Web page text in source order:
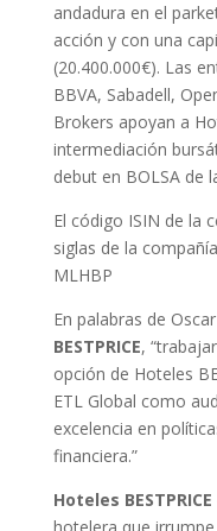
andadura en el
acción y con una
(20.400.000€). Las
BBVA, Sabadell,
Brokers apoyan a
intermediación
debut en BOLSA de
El código ISIN de la
siglas de la
MLHBP
En palabras de
BESTPRICE,
opción de Hoteles
ETL Global como
excelencia en
financiera.”
Hoteles BESTPRICE